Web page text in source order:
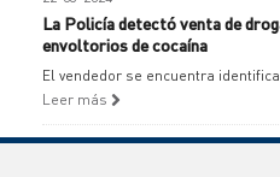
La Policía detectó venta de
envoltorios de cocaína
El vendedor se encuentra
Leer más